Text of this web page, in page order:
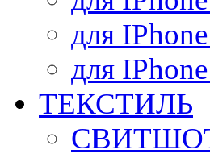
для
для
ТЕКСТИЛЬ